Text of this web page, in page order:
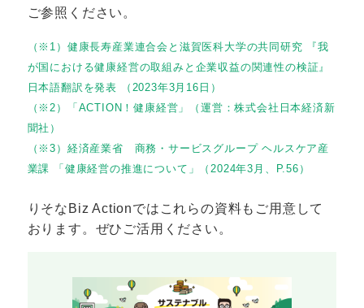
ご参照ください。
（※1）健康長寿産業連合会と滋賀医科大学の共同研究 『我
が国における健康経営の取組みと企業収益の関連性の検証』
日本語翻訳を発表 （2023年3月16日）
（※2）「ACTION！健康経営」（運営：株式会社日本経済新
聞社）
（※3）経済産業省 商務・サービスグループ ヘルスケア産
業課 「健康経営の推進について」（2024年3月、P.56）
りそなBiz Actionではこれらの資料もご用意して
おります。ぜひご活用ください。